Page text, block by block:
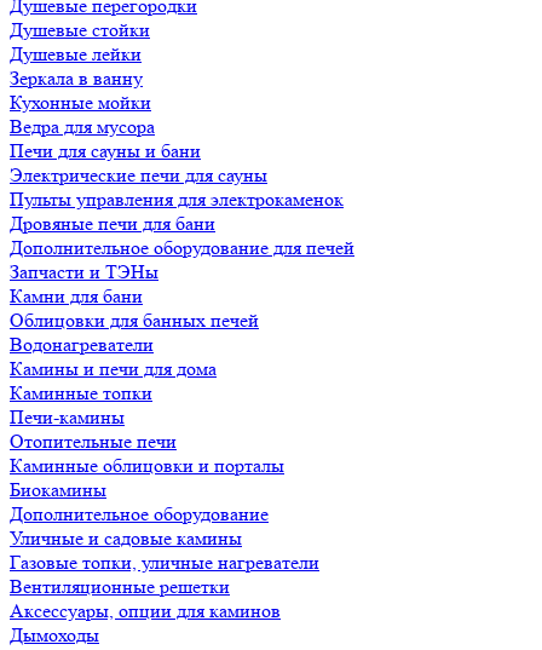
Душевые перегородки
Душевые стойки
Душевые лейки
Зеркала в ванну
Кухонные мойки
Ведра для мусора
Печи для сауны и бани
Электрические печи для сауны
Пульты управления для электрокаменок
Дровяные печи для бани
Дополнительное оборудование для печей
Запчасти и ТЭНы
Камни для бани
Облицовки для банных печей
Водонагреватели
Камины и печи для дома
Каминные топки
Печи-камины
Отопительные печи
Каминные облицовки и порталы
Биокамины
Дополнительное оборудование
Уличные и садовые камины
Газовые топки, уличные нагреватели
Вентиляционные решетки
Аксессуары, опции для каминов
Дымоходы